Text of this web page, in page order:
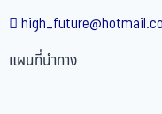
แผนที่นำทาง